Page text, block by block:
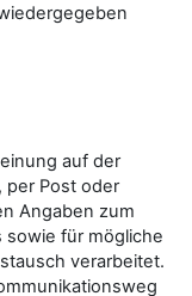
auf der
per Post oder
Angaben zum
sowie für mögliche
verarbeitet.